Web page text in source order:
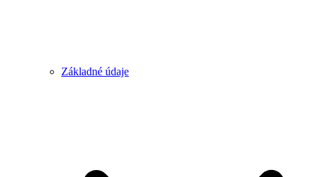
Základné údaje